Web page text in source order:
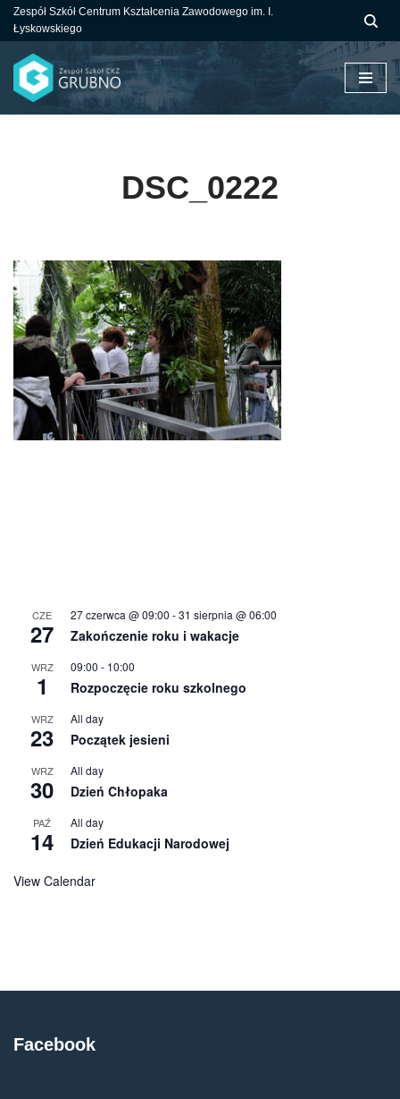
do
treści
Zespół Szkół Centrum Kształcenia Zawodowego im. I.
Łyskowskiego
DSC_0222
CZE
27
27 czerwca @ 09:00 -31 sierpnia @ 06:00
Zakończenie roku i wakacje
WRZ
1
09:00 - 10:00
Rozpoczęcie roku szkolnego
WRZ
23
All day
Początek jesieni
WRZ
30
All day
Dzień Chłopaka
PAŹ
14
All day
Dzień Edukacji Narodowej
View Calendar
Facebook